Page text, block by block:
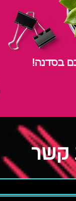
בסדנה
קשר